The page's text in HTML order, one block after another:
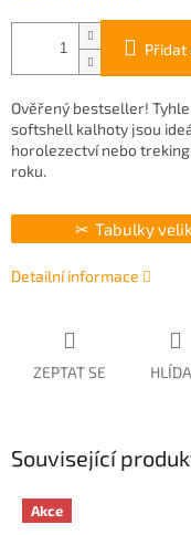
Přidat
Ověřený bestseller!
softshell kalhoty jsou
horolezectví nebo
roku.
Tabulky
Detailní informace
ZEPTAT SE
Související
Akce